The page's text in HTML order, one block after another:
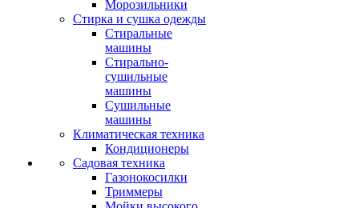
Морозильники
Стирка и сушка одежды
Стиральные
машины
Стирально-
сушильные
машины
Сушильные
машины
Климатическая техника
Кондиционеры
Садовая техника
Газонокосилки
Триммеры